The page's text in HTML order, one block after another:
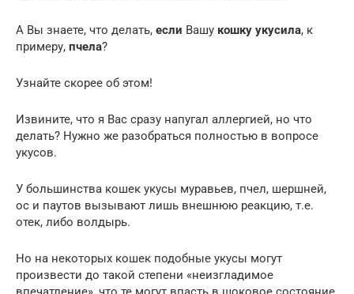
А Вы знаете, что делать, если Вашу кошку укусила, к
примеру, пчела?
Узнайте скорее об этом!
Извините, что я Вас сразу напугал аллергией, но что
делать? Нужно же разобраться полностью в вопросе
укусов.
У большинства кошек укусы муравьев, пчел, шершней,
ос и паутов вызывают лишь внешнюю реакцию, т.е.
отек, либо волдырь.
Но на некоторых кошек подобные укусы могут
произвести до такой степени «неизгладимое